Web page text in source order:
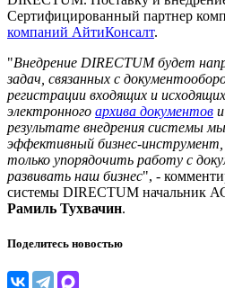
Сертифицированный партнер
компаний АйтиКонсалт.
"Внедрение DIRECTUM будет
задач, связанных с
регистрации входящих и
электронного архива документов
результате внедрения системы
эффективный бизнес-
только упорядочить работу с
развивать наш бизнес", -
системы DIRECTUM
Рамиль Тухвачин.
Поделитесь новостью